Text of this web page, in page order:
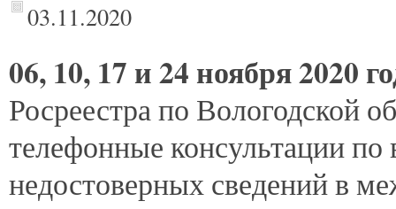
03.11.2020
06, 10, 17 и 24 ноября 2020
Росреестра по Вологодской
телефонные консультации
недостоверных сведений в